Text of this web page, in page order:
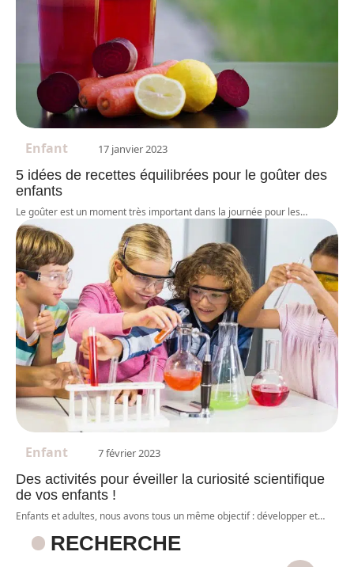
Enfant 17 janvier 2023
5 idées de recettes équilibrées pour le goûter des
enfants
Le goûter est un moment très important dans la journée pour les…
Enfant 7 février 2023
Des activités pour éveiller la curiosité scientifique
de vos enfants !
Enfants et adultes, nous avons tous un même objectif : développer et…
RECHERCHE